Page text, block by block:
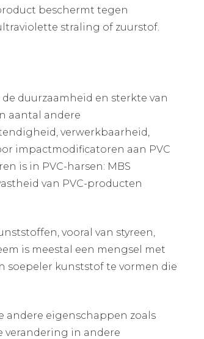
beschermt tegen
straling of zuurstof.
duurzaamheid en sterkte van
aantal andere
verwerkbaarheid,
impactmodificatoren aan PVC
is in PVC-harsen: MBS
van PVC-producten
vooral van styreen,
is meestal een mengsel met
soepeler kunststof te vormen die
andere eigenschappen zoals
verandering in andere